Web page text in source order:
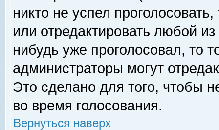
никто не успел
или отредактировать любой
нибудь уже проголосовал, то
администраторы могут
Это сделано для того, чтобы
во время голосования.
Вернуться наверх